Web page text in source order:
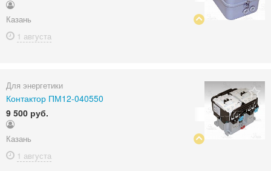
Казань
1 августа
Для энергетики
Контактор ПМ12-040550
9 500 руб.
Казань
1 августа